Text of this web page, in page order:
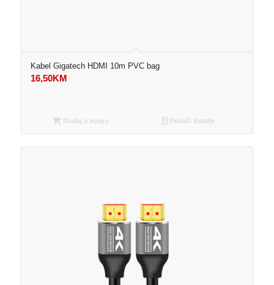
Kabel Gigatech HDMI 10m PVC bag
16,50KM
Dodaj u korpu Pokaži detalje